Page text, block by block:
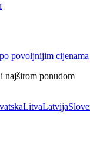
povoljnijim cijenama
najširom ponudom
LitvaLatvija